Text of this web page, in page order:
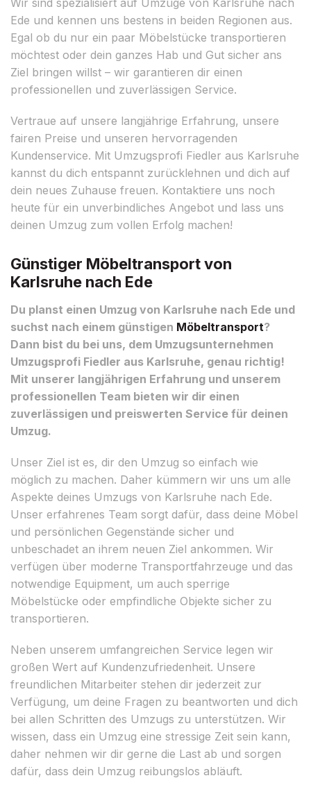
Ede und kennen uns bestens in beiden Regionen aus.
Egal ob du nur ein paar Möbelstücke transportieren
möchtest oder dein ganzes Hab und Gut sicher ans
Ziel bringen willst – wir garantieren dir einen
professionellen und zuverlässigen Service.
Vertraue auf unsere langjährige Erfahrung, unsere
fairen Preise und unseren hervorragenden
Kundenservice. Mit Umzugsprofi Fiedler aus Karlsruhe
kannst du dich entspannt zurücklehnen und dich auf
dein neues Zuhause freuen. Kontaktiere uns noch
heute für ein unverbindliches Angebot und lass uns
deinen Umzug zum vollen Erfolg machen!
Günstiger Möbeltransport von
Karlsruhe nach Ede
Du planst einen Umzug von Karlsruhe nach Ede und
suchst nach einem günstigen Möbeltransport?
Dann bist du bei uns, dem Umzugsunternehmen
Umzugsprofi Fiedler aus Karlsruhe, genau richtig!
Mit unserer langjährigen Erfahrung und unserem
professionellen Team bieten wir dir einen
zuverlässigen und preiswerten Service für deinen
Umzug.
Unser Ziel ist es, dir den Umzug so einfach wie
möglich zu machen. Daher kümmern wir uns um alle
Aspekte deines Umzugs von Karlsruhe nach Ede.
Unser erfahrenes Team sorgt dafür, dass deine Möbel
und persönlichen Gegenstände sicher und
unbeschadet an ihrem neuen Ziel ankommen. Wir
verfügen über moderne Transportfahrzeuge und das
notwendige Equipment, um auch sperrige
Möbelstücke oder empfindliche Objekte sicher zu
transportieren.
Neben unserem umfangreichen Service legen wir
großen Wert auf Kundenzufriedenheit. Unsere
freundlichen Mitarbeiter stehen dir jederzeit zur
Verfügung, um deine Fragen zu beantworten und dich
bei allen Schritten des Umzugs zu unterstützen. Wir
wissen, dass ein Umzug eine stressige Zeit sein kann,
daher nehmen wir dir gerne die Last ab und sorgen
dafür, dass dein Umzug reibungslos abläuft.